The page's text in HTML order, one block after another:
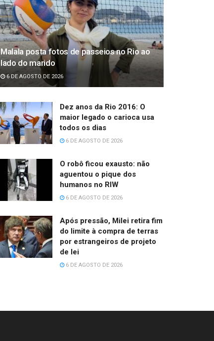
Malala posta fotos de passeios no Rio ao
lado do marido
6 DE AGOSTO DE 2026
Dez anos da Rio 2016: O
maior legado o carioca usa
todos os dias
6 DE AGOSTO DE 2026
O robô ficou exausto: não
aguentou o pique dos
humanos no RIW
6 DE AGOSTO DE 2026
Após pressão, Milei retira fim
do limite à compra de terras
por estrangeiros de projeto
de lei
6 DE AGOSTO DE 2026